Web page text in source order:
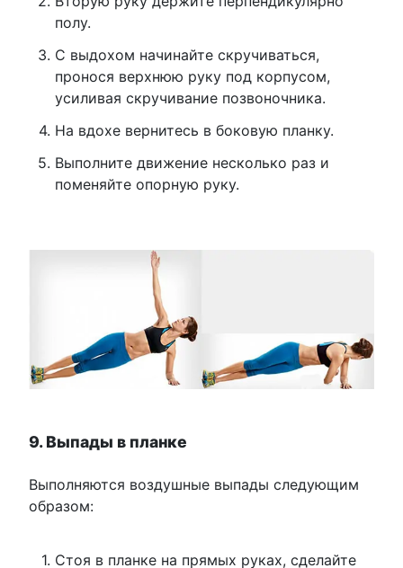
полу.
С выдохом начинайте скручиваться,
пронося верхнюю руку под корпусом,
усиливая скручивание позвоночника.
На вдохе вернитесь в боковую планку.
Выполните движение несколько раз и
поменяйте опорную руку.
9. Выпады в планке
Выполняются воздушные выпады следующим
образом:
Стоя в планке на прямых руках, сделайте